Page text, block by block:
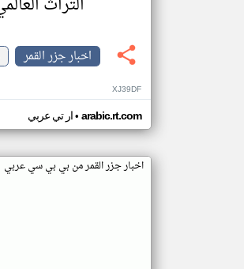
اخبار جزر القمر
XJ39DF
ار تي عربي• arabic.rt.com
اخبار جزر القمر من بي بي سي عربي